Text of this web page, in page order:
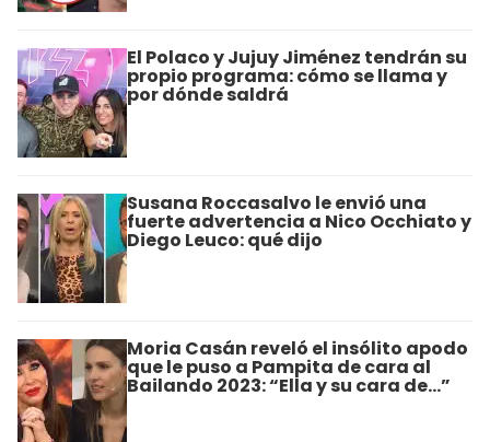
El Polaco y Jujuy Jiménez tendrán su
propio programa: cómo se llama y
por dónde saldrá
Susana Roccasalvo le envió una
fuerte advertencia a Nico Occhiato y
Diego Leuco: qué dijo
Moria Casán reveló el insólito apodo
que le puso a Pampita de cara al
Bailando 2023: “Ella y su cara de…”